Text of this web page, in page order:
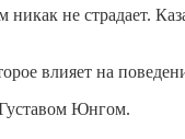
не страдает.
влияет на
Юнгом.